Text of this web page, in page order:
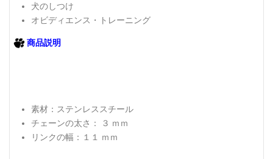
犬のしつけ
オビディエンス・トレーニング
商品説明
素材：ステンレススチール
チェーンの太さ： ３ ｍｍ
リンクの幅：１１ ｍｍ